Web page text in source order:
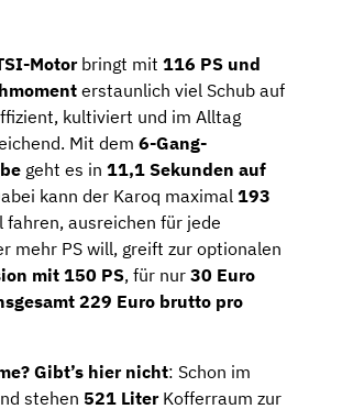
Motorbringt mit 116 PS und
erstaunlich viel Schub auf
kultiviert und im Alltag
Mit dem 6-Gang-
geht es in 11,1 Sekunden auf
kann der Karoq maximal 193
fahren, ausreichen für jede
mehr PS will, greift zur optionalen
mit 150 PS, für nur 30 Euro
229 Euro brutto pro
Gibt’s hier nicht: Schon im
stehen 521 LiterKofferraum zur